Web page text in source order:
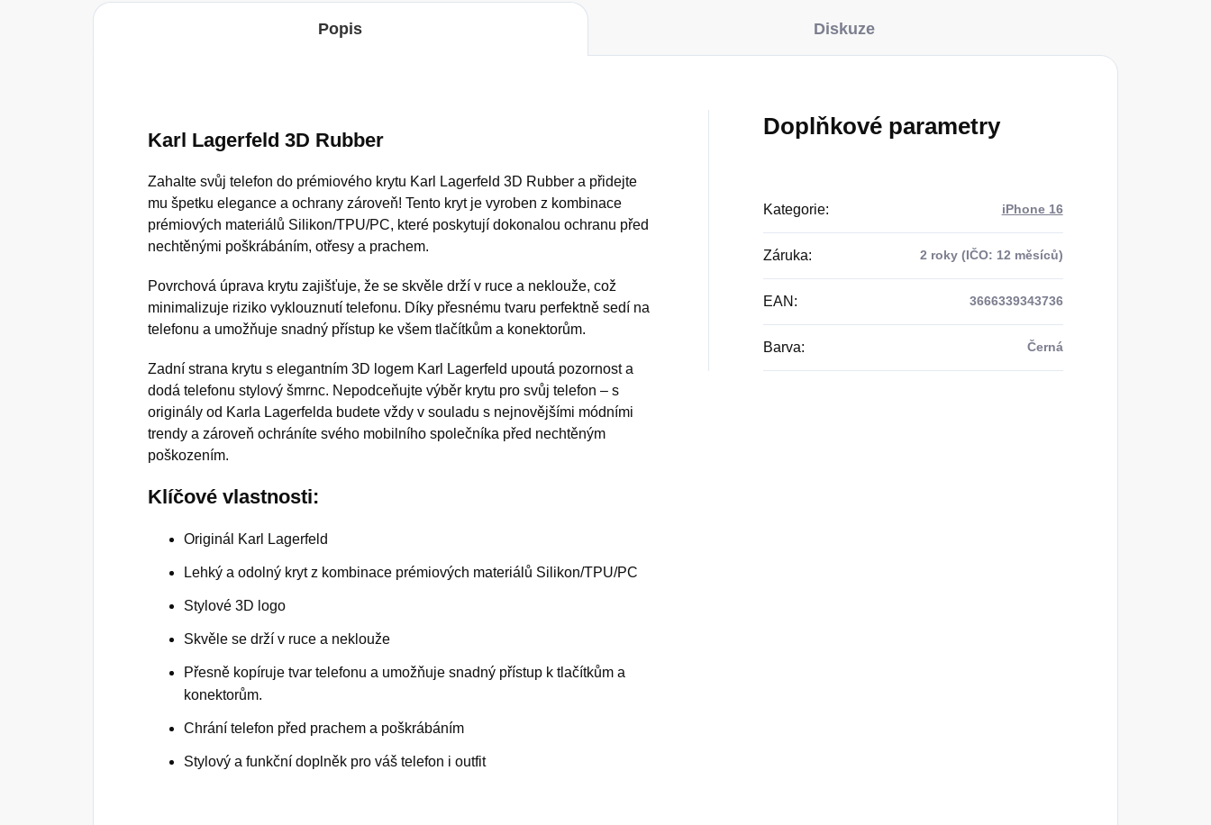
Popis Diskuze
Karl Lagerfeld 3D Rubber
Zahalte svůj telefon do prémiového krytu Karl Lagerfeld 3D Rubber a přidejte
mu špetku elegance a ochrany zároveň! Tento kryt je vyroben z kombinace
prémiových materiálů Silikon/TPU/PC, které poskytují dokonalou ochranu před
nechtěnými poškrábáním, otřesy a prachem.
Povrchová úprava krytu zajišťuje, že se skvěle drží v ruce a neklouže, což
minimalizuje riziko vyklouznutí telefonu. Díky přesnému tvaru perfektně sedí na
telefonu a umožňuje snadný přístup ke všem tlačítkům a konektorům.
Zadní strana krytu s elegantním 3D logem Karl Lagerfeld upoutá pozornost a
dodá telefonu stylový šmrnc. Nepodceňujte výběr krytu pro svůj telefon – s
originály od Karla Lagerfelda budete vždy v souladu s nejnovějšími módními
trendy a zároveň ochráníte svého mobilního společníka před nechtěným
poškozením.
Klíčové vlastnosti:
Originál Karl Lagerfeld
Lehký a odolný kryt z kombinace prémiových materiálů Silikon/TPU/PC
Stylové 3D logo
Skvěle se drží v ruce a neklouže
Přesně kopíruje tvar telefonu a umožňuje snadný přístup k tlačítkům a
konektorům.
Chrání telefon před prachem a poškrábáním
Stylový a funkční doplněk pro váš telefon i outfit
Doplňkové parametry
Kategorie: iPhone 16
Záruka: 2 roky (IČO: 12 měsíců)
EAN : 3666339343736
Barva: Černá